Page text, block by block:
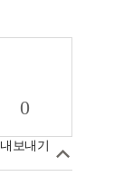
0
내보내기